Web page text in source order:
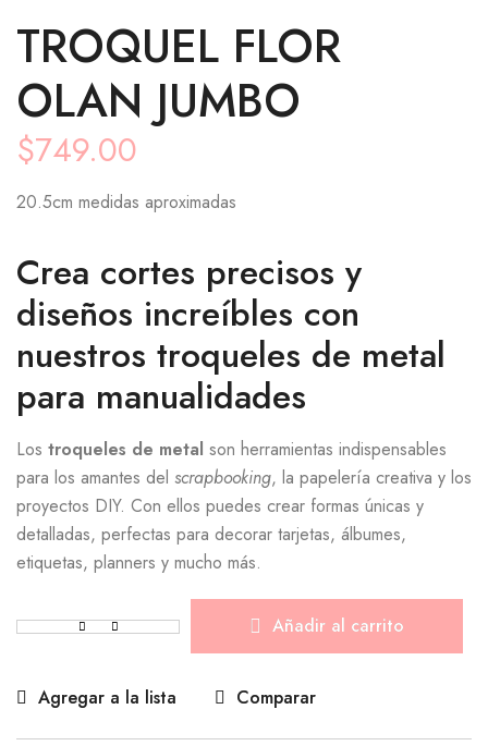
TROQUEL FLOR
OLAN JUMBO
$749.00
20.5cm medidas aproximadas
Crea cortes precisos y
diseños increíbles con
nuestros troqueles de metal
para manualidades
Los troqueles de metal son herramientas indispensables
para los amantes del scrapbooking, la papelería creativa y los
proyectos DIY. Con ellos puedes crear formas únicas y
detalladas, perfectas para decorar tarjetas, álbumes,
etiquetas, planners y mucho más.
Añadir al carrito
Agregar a la lista Comparar